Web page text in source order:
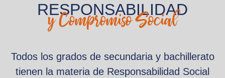
RESPONSABILIDAD
y Compromiso Social
Todos los grados de secundaria y bachillerato
tienen la materia de Responsabilidad Social